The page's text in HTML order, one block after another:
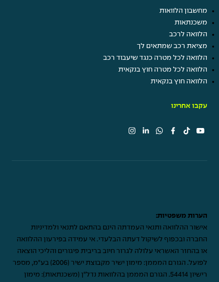
מחשבון הלוואות
משכנתאות
הלוואה לרכב
מציאת רכב שמתאים לך
הלוואה לכל מטרה כנגד שיעבוד רכב
הלוואה לכל מטרה חוץ בנקאית
הלוואה חוץ בנקאית
עקבו אחרינו
הערות משפטיות:
אישור ההלוואה ותנאי העמדתה הינם בהתאם לתנאי ולמדיניות
החברה ובכפוף לשיקול דעתה הבלעדי. אי עמידה בפירעון ההלוואה
או בהחזר האשראי עלולה לגרור חיוב בריבית פיגורים והליכי הוצאה
לפועל. הגורם המממן: מימון ישיר מקבוצת ישיר (2006) בע"מ, מספר
רישיון 54414. הגורם המממן בהלוואות נדל"ן (משכנתאות): מימון